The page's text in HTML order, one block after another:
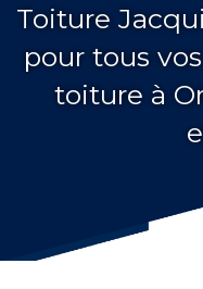
Toiture
pour tous
toiture à